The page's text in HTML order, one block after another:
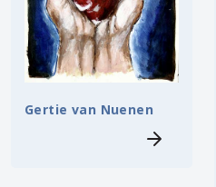
Gertie van Nuenen